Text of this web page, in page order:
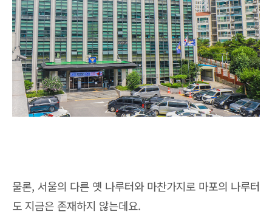
물론, 서울의 다른 옛 나루터와 마찬가지로 마포의 나루터
도 지금은 존재하지 않는데요.